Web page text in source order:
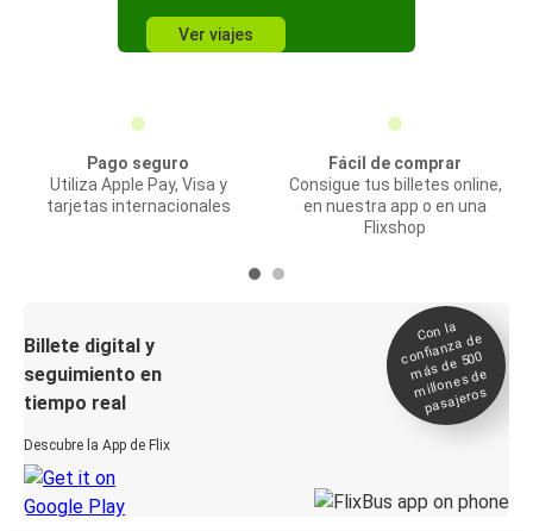
Ver viajes
Pago seguro
Utiliza Apple Pay, Visa y
tarjetas internacionales
Fácil de comprar
Consigue tus billetes online,
en nuestra app o en una
Flixshop
Billete digital y
seguimiento en
tiempo real
Descubre la App de Flix
Con la
confianza de
más de 500
millones de
pasajeros